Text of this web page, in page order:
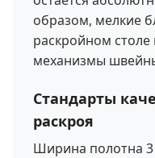
образом, мелкие
раскройном
механизмы
Стандарты
раскроя
Ширина полотна